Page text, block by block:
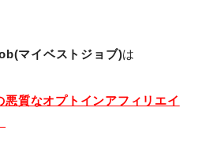
マイベストジョブ)は
質なオプトインアフィリエイ